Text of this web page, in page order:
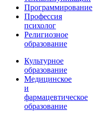
Программирование
Профессия
психолог
Религиозное
образование
Культурное
образование
Медицинское
и
фармацевтическое
образование